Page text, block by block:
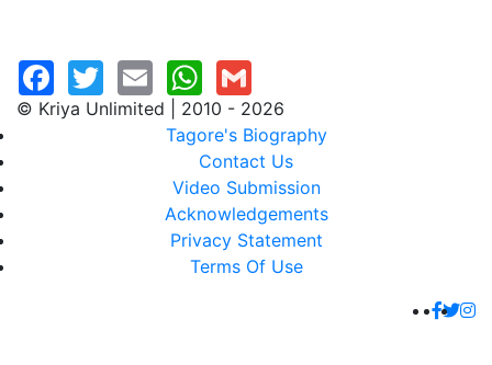
© Kriya Unlimited | 2010 - 2026
Tagore's Biography
Contact Us
Video Submission
Acknowledgements
Privacy Statement
Terms Of Use